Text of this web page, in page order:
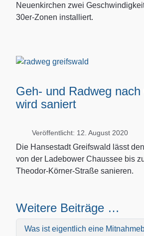
Neuenkirchen zwei
30er-Zonen installiert.
Geh- und Radweg
wird saniert
Veröffentlicht: 12. August 2020
Die Hansestadt Greifswald lässt
von der Ladebower Chaussee bis
Theodor-Körner-Straße sanieren.
Weitere Beiträge …
Was ist eigentlich eine